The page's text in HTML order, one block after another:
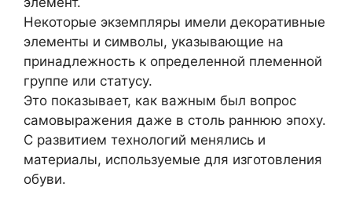
Некоторые экземпляры имели декоративные
элементы и символы, указывающие на
принадлежность к определенной племенной
группе или статусу.
Это показывает, как важным был вопрос
самовыражения даже в столь раннюю эпоху.
С развитием технологий менялись и
материалы, используемые для изготовления
обуви.